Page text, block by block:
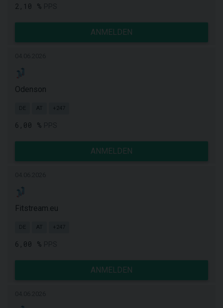
2,10 %
ANMELDEN
Odenson
DE AT +247
6,00 %
ANMELDEN
Fitstream.eu
DE AT +247
6,00 %
ANMELDEN